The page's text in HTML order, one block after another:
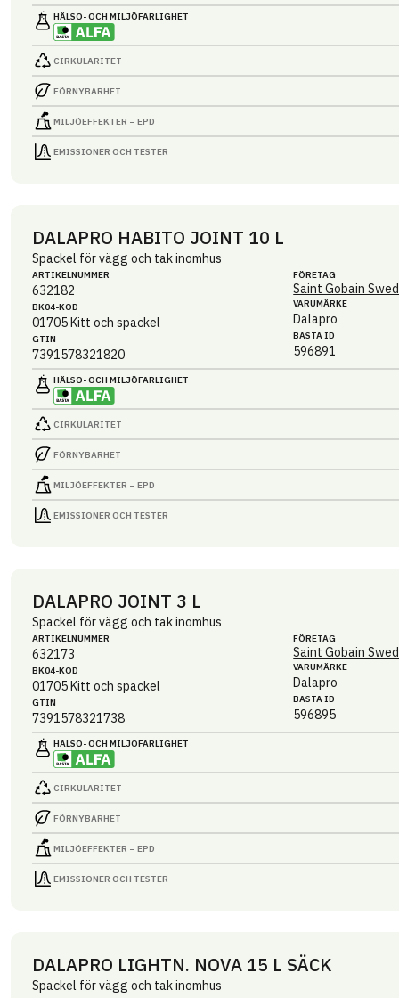
HÄLSO- OCH MILJÖ­FARLIGHET
CIRKULARITET
FÖRNYBARHET
MILJÖEFFEKTER – EPD
EMISSIONER OCH TESTER
DALAPRO HABITO JOINT 10 L
Spackel för vägg och tak inomhus
ARTIKEL­NUMMER
632182
BK04-KOD
01705Kitt och spackel
GTIN
7391578321820
FÖRETAG
Saint Gobain
VARUMÄRKE
Dalapro
BASTA ID
596891
HÄLSO- OCH MILJÖ­FARLIGHET
CIRKULARITET
FÖRNYBARHET
MILJÖEFFEKTER – EPD
EMISSIONER OCH TESTER
DALAPRO JOINT 3 L
Spackel för vägg och tak inomhus
ARTIKEL­NUMMER
632173
BK04-KOD
01705Kitt och spackel
GTIN
7391578321738
FÖRETAG
Saint Gobain
VARUMÄRKE
Dalapro
BASTA ID
596895
HÄLSO- OCH MILJÖ­FARLIGHET
CIRKULARITET
FÖRNYBARHET
MILJÖEFFEKTER – EPD
EMISSIONER OCH TESTER
DALAPRO LIGHTN. NOVA 15 L SÄCK
Spackel för vägg och tak inomhus